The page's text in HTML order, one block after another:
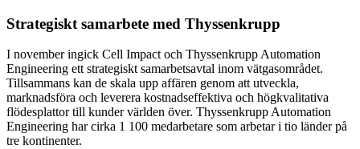
Strategiskt samarbete med Thyssenkrupp
I november ingick Cell Impact och Thyssenkrupp Automation
Engineering ett strategiskt samarbetsavtal inom vätgasområdet.
Tillsammans kan de skala upp affären genom att utveckla,
marknadsföra och leverera kostnadseffektiva och högkvalitativa
flödesplattor till kunder världen över. Thyssenkrupp Automation
Engineering har cirka 1 100 medarbetare som arbetar i tio länder på
tre kontinenter.